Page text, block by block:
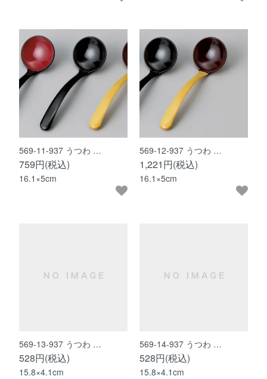
569-11-937 うつわ …
759円(税込)
16.1×5cm
569-12-937 うつわ …
1,221円(税込)
16.1×5cm
569-13-937 うつわ …
528円(税込)
15.8×4.1cm
569-14-937 うつわ …
528円(税込)
15.8×4.1cm